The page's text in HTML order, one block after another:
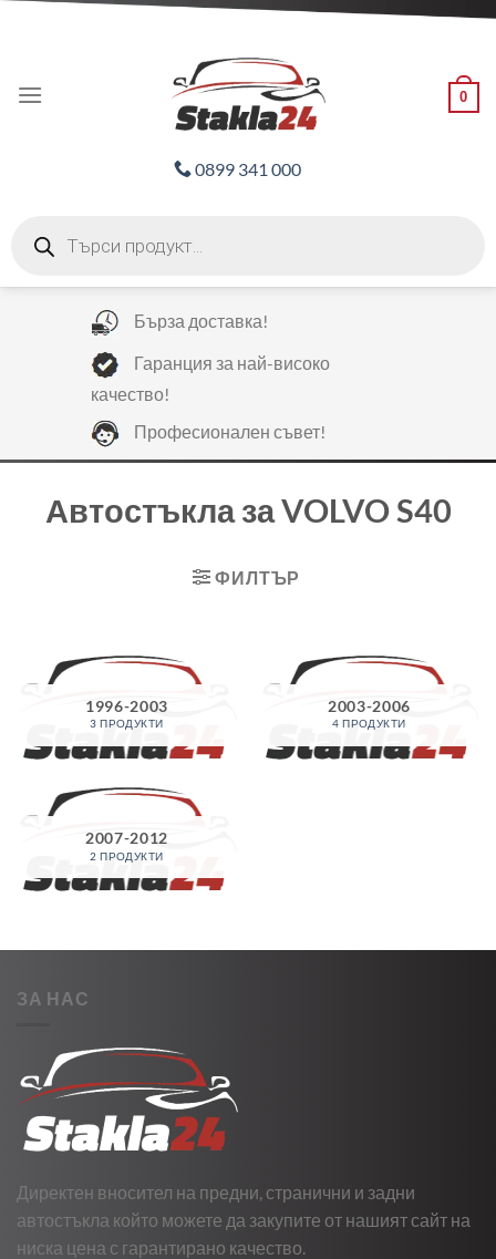
0
0899 341 000
search
Бърза доставка!
Гаранция за най-високо
качество!
Професионален съвет!
Автостъкла за VOLVO S40
ФИЛТЪР
1996-2003
3 ПРОДУКТИ
2003-2006
4 ПРОДУКТИ
2007-2012
2 ПРОДУКТИ
ЗА НАС
Директен вносител на предни, странични и задни
автостъкла който можете да закупите от нашият сайт на
ниска цена с гарантирано качество.